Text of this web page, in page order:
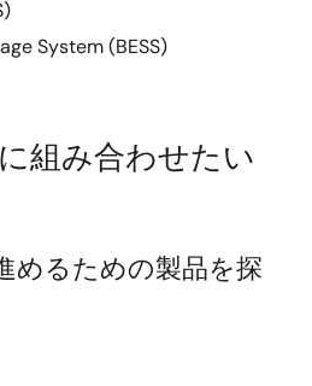
System (BESS)
組み合わせたい
めるための製品を探